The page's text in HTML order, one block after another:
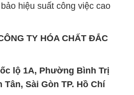
hiệu suất công việc cao
TY HÓA CHẤT ĐẮC
lộ 1A, Phường Bình Trị
Sài Gòn TP. Hồ Chí